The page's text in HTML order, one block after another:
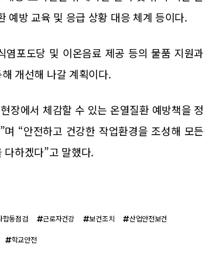
방 교육 및 응급 상황 대응 체계 등이다.
포도당 및 이온음료 제공 등의 물품 지원과
개선해 나갈 계획이다.
장에서 체감할 수 있는 온열질환 예방책을 정
“안전하고 건강한 작업환경을 조성해 모든
하겠다”고 말했다.
합동점검 근로자건강 보건조치 산업안전보건
학교안전